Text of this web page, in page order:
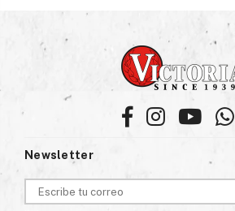
FacebookInstagram
Newsletter